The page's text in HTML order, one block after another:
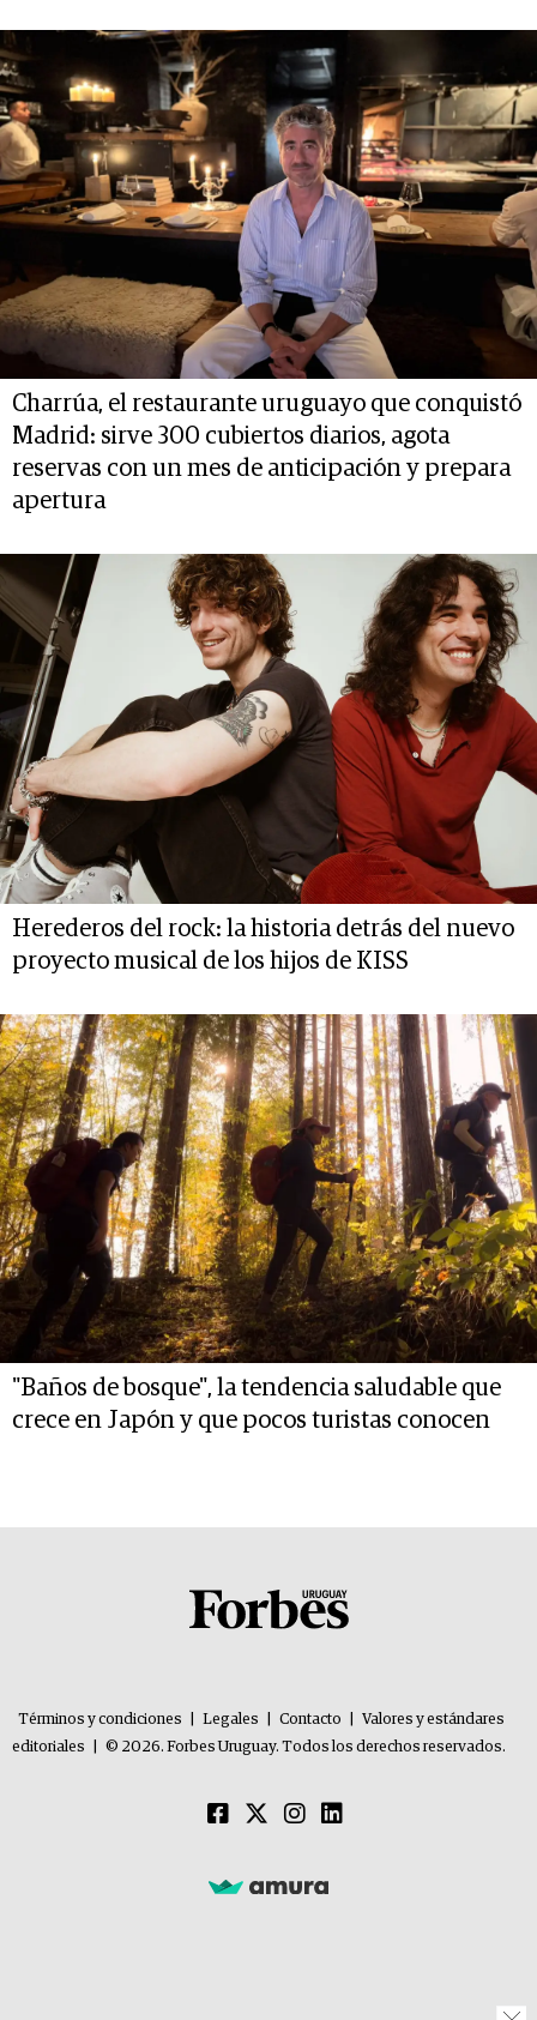
Charrúa, el restaurante uruguayo que conquistó
Madrid: sirve 300 cubiertos diarios, agota
reservas con un mes de anticipación y prepara
apertura
Herederos del rock: la historia detrás del nuevo
proyecto musical de los hijos de KISS
"Baños de bosque", la tendencia saludable que
crece en Japón y que pocos turistas conocen
Términos y condiciones Legales Contacto
Valores y estándares
editoriales
© 2026. Forbes Uruguay. Todos los derechos reservados.